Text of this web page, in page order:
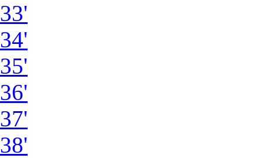
33'
34'
35'
36'
37'
38'